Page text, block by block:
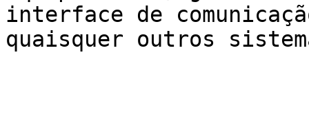
interface de
quaisquer outros